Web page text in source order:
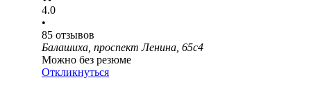
4.0
•
85 отзывов
Балашиха, проспект Ленина, 65с4
Можно без резюме
Откликнуться